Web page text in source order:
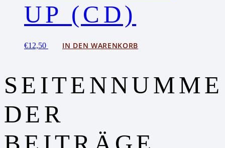
UP (CD)
€12,50 IN DEN WARENKORB
DER